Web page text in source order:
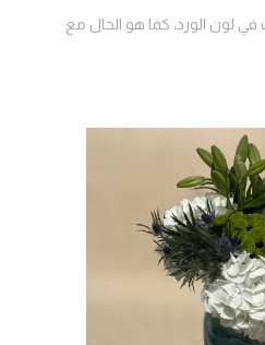
لون الورد، كما هو الحال مع